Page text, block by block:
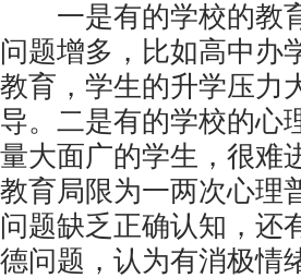
一是有的学校的教育
问题增多，比如高中办
教育，学生的升学压力
导。二是有的学校的心
量大面广的学生，很难
教育局限为一两次心理
问题缺乏正确认知，还
德问题，认为有消极情